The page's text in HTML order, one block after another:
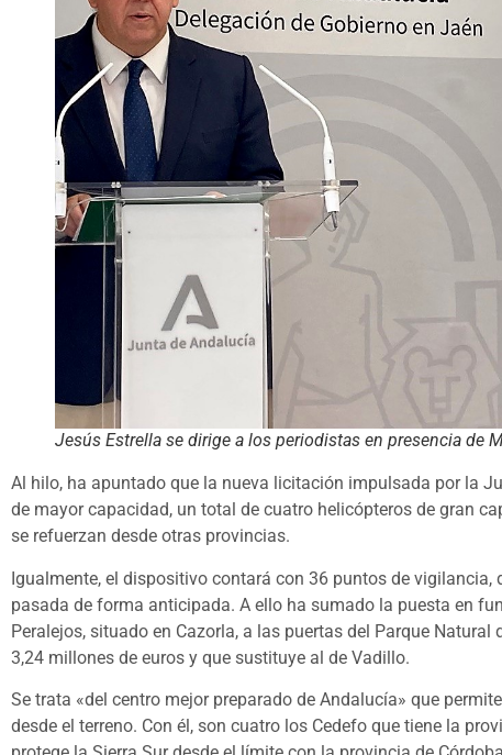
Jesús Estrella se dirige a los periodistas en presencia de
Al hilo, ha apuntado que la nueva licitación impulsada por la
de mayor capacidad, un total de cuatro helicópteros de gran
se refuerzan desde otras provincias.
Igualmente, el dispositivo contará con 36 puntos de vigilancia,
pasada de forma anticipada. A ello ha sumado la puesta en
Peralejos, situado en Cazorla, a las puertas del Parque
3,24 millones de euros y que sustituye al de Vadillo.
Se trata «del centro mejor preparado de Andalucía» que
desde el terreno. Con él, son cuatro los Cedefo que tiene la